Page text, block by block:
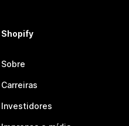
Shopify
Sobre
Carreiras
Investidores